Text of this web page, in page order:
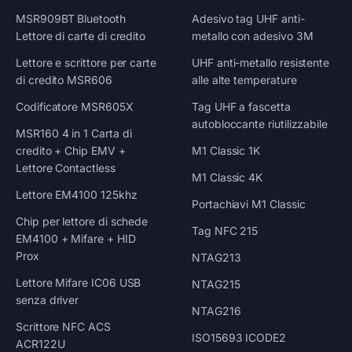
MSR909BT Bluetooth
Lettore di carte di credito
Lettore e scrittore per carte
di credito MSR606
Codificatore MSR605X
MSR160 4 in 1 Carta di
credito + Chip EMV +
Lettore Contactless
Lettore EM4100 125khz
Chip per lettore di schede
EM4100 + Mifare + HID
Prox
Lettore Mifare IC06 USB
senza driver
Scrittore NFC ACS
ACR122U
Adesivo tag UHF anti-
metallo con adesivo 3M
UHF anti-metallo resistente
alle alte temperature
Tag UHF a fascetta
autobloccante riutilizzabile
M1 Classic 1K
M1 Classic 4K
Portachiavi M1 Classic
Tag NFC 215
NTAG213
NTAG215
NTAG216
ISO15693 ICODE2